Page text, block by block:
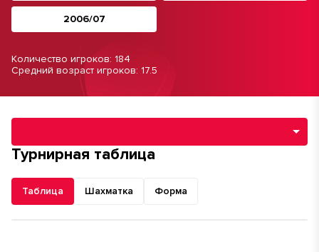
2006/07
Количество игроков: 184
Средний возраст игроков: 17.5
Навигация по разделам турнира
Турнирная таблица
Таблица Шахматка Форма